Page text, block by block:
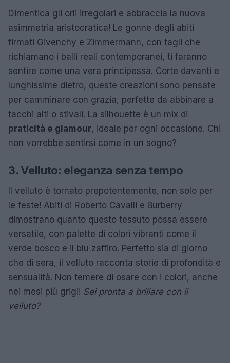
Dimentica gli orli irregolari e abbraccia la nuova
asimmetria aristocratica! Le gonne degli abiti
firmati Givenchy e Zimmermann, con tagli che
richiamano i balli reali contemporanei, ti faranno
sentire come una vera principessa. Corte davanti e
lunghissime dietro, queste creazioni sono pensate
per camminare con grazia, perfette da abbinare a
tacchi alti o stivali. La silhouette è un mix di
praticità e glamour, ideale per ogni occasione. Chi
non vorrebbe sentirsi come in un sogno?
3. Velluto: eleganza senza tempo
Il velluto è tornato prepotentemente, non solo per
le feste! Abiti di Roberto Cavalli e Burberry
dimostrano quanto questo tessuto possa essere
versatile, con palette di colori vibranti come il
verde bosco e il blu zaffiro. Perfetto sia di giorno
che di sera, il velluto racconta storie di profondità e
sensualità. Non temere di osare con i colori, anche
nei mesi più grigi! Sei pronta a brillare con il
velluto?